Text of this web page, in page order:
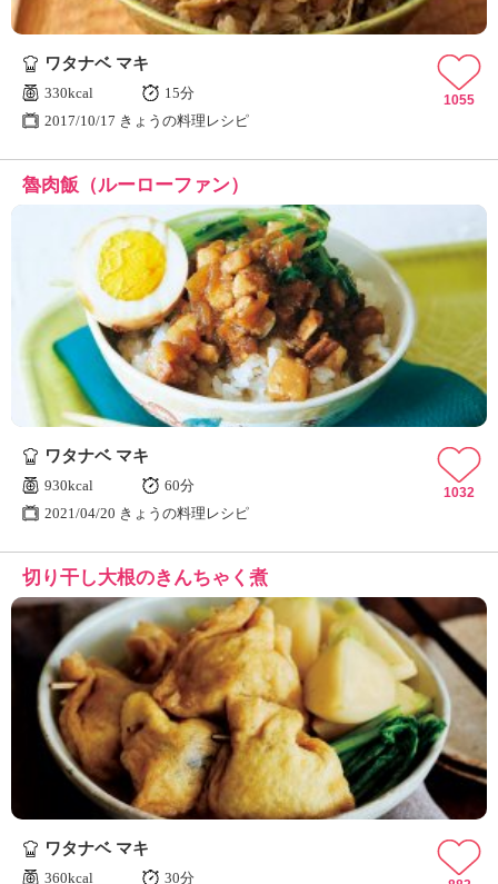
ワタナベ マキ
330kcal
15分
2017/10/17 きょうの料理レシピ
1055
魯肉飯（ルーローファン）
ワタナベ マキ
930kcal
60分
2021/04/20 きょうの料理レシピ
1032
切り干し大根のきんちゃく煮
ワタナベ マキ
360kcal
30分